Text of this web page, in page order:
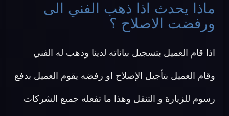
ماذا يحدث اذا ذهب الفني الى
ورفضت الاصلاح ؟
اذا قام العميل بتسجيل بياناته لدينا وذهب له الفني
وقام العميل بتأجيل الإصلاح او رفضه يقوم العميل بدفع
رسوم للزيارة و التنقل وهذا ما تفعله جميع الشركات